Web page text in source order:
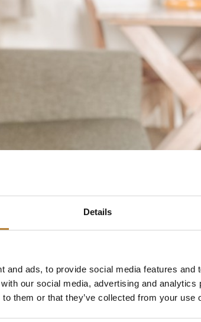
Details
and ads, to provide social media features and
our social media, advertising and
them or that they’ve collected from your use